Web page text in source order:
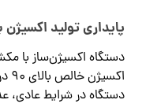
پایداری تولید اکسیژن
دستگاه اکسیژن‌ساز با
دستگاه در شرایط عادی،